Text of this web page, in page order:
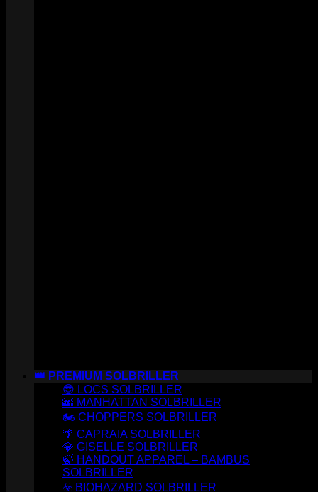
👑 PREMIUM SOLBRILLER
😎 LOCS SOLBRILLER
🌆 MANHATTAN SOLBRILLER
🏍️ CHOPPERS SOLBRILLER
🌴 CAPRAIA SOLBRILLER
💎 GISELLE SOLBRILLER
🍃 HANDOUT APPAREL – BAMBUS
SOLBRILLER
☣️ BIOHAZARD SOLBRILLER